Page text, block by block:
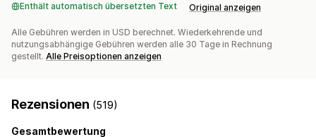
Enthält automatisch übersetzten Text Original anzeigen
Alle Gebühren werden in USD berechnet. Wiederkehrende und
nutzungsabhängige Gebühren werden alle 30 Tage in Rechnung
gestellt. Alle Preisoptionen anzeigen
Rezensionen (519)
Gesamtbewertung